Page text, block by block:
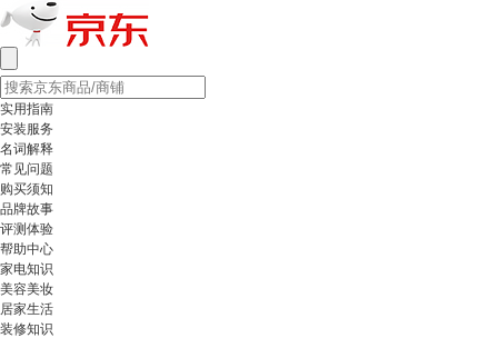
实用指南
安装服务
名词解释
常见问题
购买须知
品牌故事
评测体验
帮助中心
家电知识
美容美妆
居家生活
装修知识